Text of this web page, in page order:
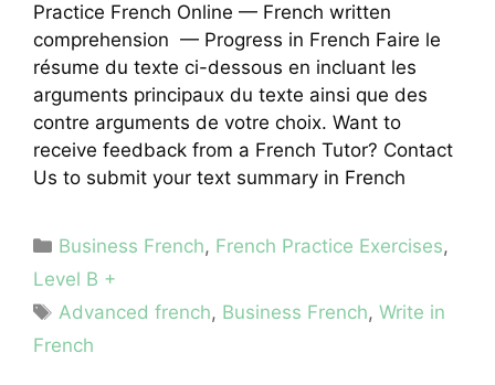
Practice French Online — French written
comprehension — Progress in French Faire le
résume du texte ci-dessous en incluant les
arguments principaux du texte ainsi que des
contre arguments de votre choix. Want to
receive feedback from a French Tutor? Contact
Us to submit your text summary in French
Categories
Business French, French Practice Exercises,
Level B +
Tags
Advanced french, Business French,Write in
French